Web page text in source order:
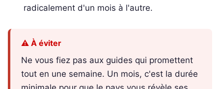
radicalement d'un mois à l'autre.
⚠️ À éviter
Ne vous fiez pas aux guides qui promettent
tout en une semaine. Un mois, c'est la durée